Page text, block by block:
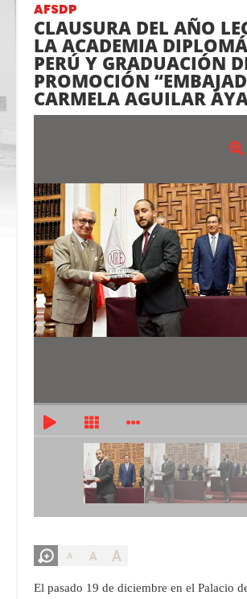
AFSDP
CLAUSURA DEL AÑO
LA ACADEMIA
PERÚ Y GRADUACIÓN
PROMOCIÓN
CARMELA AGUILAR
A A A
El pasado 19 de diciembre en el Palacio